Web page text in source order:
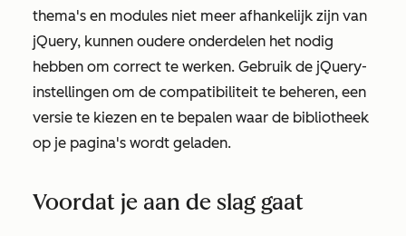
thema's en modules niet meer afhankelijk zijn van
jQuery, kunnen oudere onderdelen het nodig
hebben om correct te werken. Gebruik de jQuery-
instellingen om de compatibiliteit te beheren, een
versie te kiezen en te bepalen waar de bibliotheek
op je pagina's wordt geladen.
Voordat je aan de slag gaat